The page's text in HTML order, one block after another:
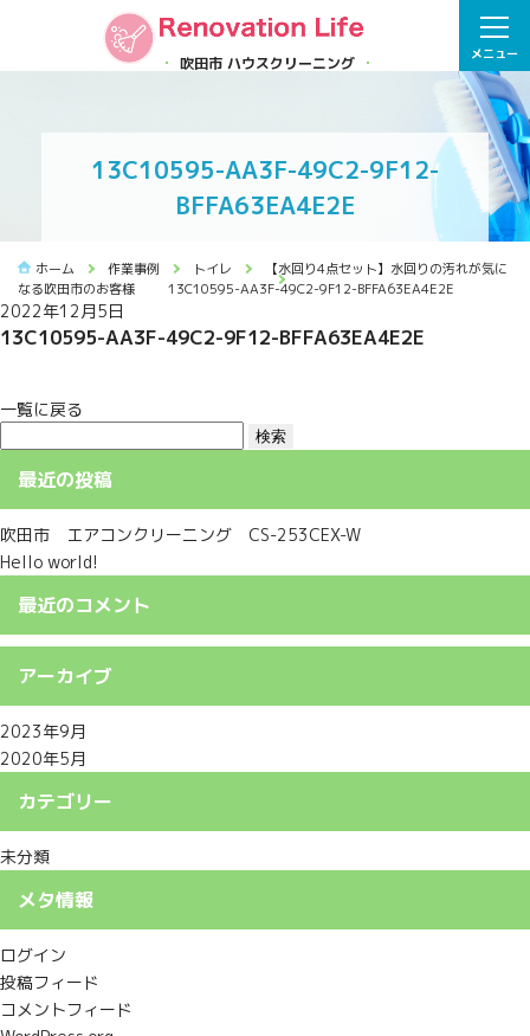
吹田市 ハウスクリーニング メニュー
13C10595-AA3F-49C2-9F12-
BFFA63EA4E2E
ホーム 作業事例 トイレ
【水回り4点セット】水回りの汚れが気に
なる吹田市のお客様
13C10595-AA3F-49C2-9F12-BFFA63EA4E2E
2022年12月5日
13C10595-AA3F-49C2-9F12-BFFA63EA4E2E
一覧に戻る
索:
最近の投稿
吹田市 エアコンクリーニング CS-253CEX-W
Hello world!
最近のコメント
アーカイブ
2023年9月
2020年5月
カテゴリー
未分類
メタ情報
ログイン
投稿フィード
コメントフィード